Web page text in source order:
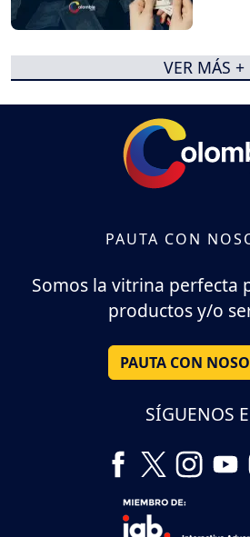
VER MÁS +
PAUTA CON
Somos la vitrina perfecta
productos y/o
PAUTA CON
SÍGUENOS